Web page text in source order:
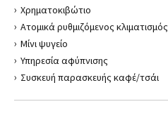
Χρηματοκιβώτιο
Ατομικά ρυθμιζόμενος κλιματισμός
Μίνι ψυγείο
Υπηρεσία αφύπνισης
Συσκευή παρασκευής καφέ/τσάι